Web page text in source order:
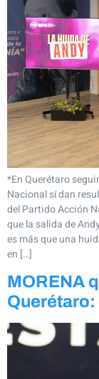
*En Querétaro
Nacional sí dan
del Partido Acción
que la salida de
es más que una
en […]
MORENA